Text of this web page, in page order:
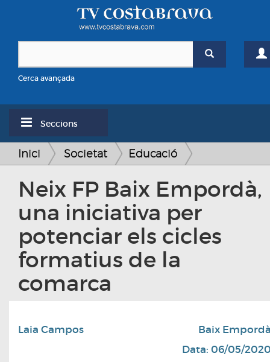
Cerca avançada
Seccions
Inici Societat Educació
Neix FP Baix Empordà,
una iniciativa per
potenciar els cicles
formatius de la
comarca
Laia Campos
Baix
Data: 06/05/